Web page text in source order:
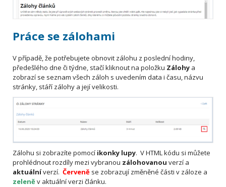
Práce se zálohami
V případě, že potřebujete obnovit zálohu z poslední hodiny,
předešlého dne či týdne, stačí kliknout na položku Zálohy a
zobrazí se seznam všech záloh s uvedením data i času, názvu
stránky, stáří zálohy a její velikosti.
Zálohu si zobrazíte pomocí ikonky lupy. V HTML kódu si můžete
prohlédnout rozdíly mezi vybranou zálohovanou verzí a
aktuálníverzí. Červeně se zobrazují změněné části v záloze a
zeleněv aktuální verzi článku.